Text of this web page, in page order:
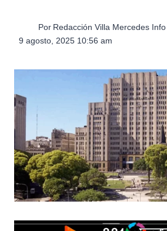
Por Redacción Villa Mercedes Info
9 agosto, 2025 10:56 am